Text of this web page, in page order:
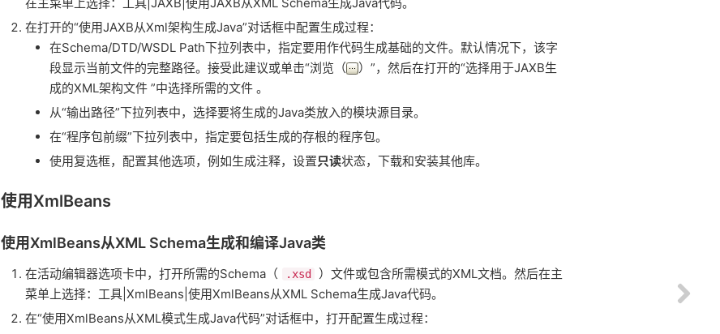
在打开的“使用JAXB从Xml架构生成Java”对话框中配置生成过程：
在Schema/DTD/WSDL Path下拉列表中，指定要用作代码生成基础的文件。默认情况下，该字
段显示当前文件的完整路径。接受此建议或单击“浏览（
）”，然后在打开的“选择用于JAXB生
成的XML架构文件 ”中选择所需的文件 。
从“输出路径”下拉列表中，选择要将生成的Java类放入的模块源目录。
在“程序包前缀”下拉列表中，指定要包括生成的存根的程序包。
使用复选框，配置其他选项，例如生成注释，设置只读状态，下载和安装其他库。
使用XmlBeans
使用XmlBeans从XML Schema生成和编译Java类
在活动编辑器选项卡中，打开所需的Schema（ .xsd
）文件或包含所需模式的XML文档。然后在主
菜单上选择：工具|XmlBeans|使用XmlBeans从XML Schema生成Java代码。
在“使用XmlBeans从XML模式生成Java代码”对话框中，打开配置生成过程：